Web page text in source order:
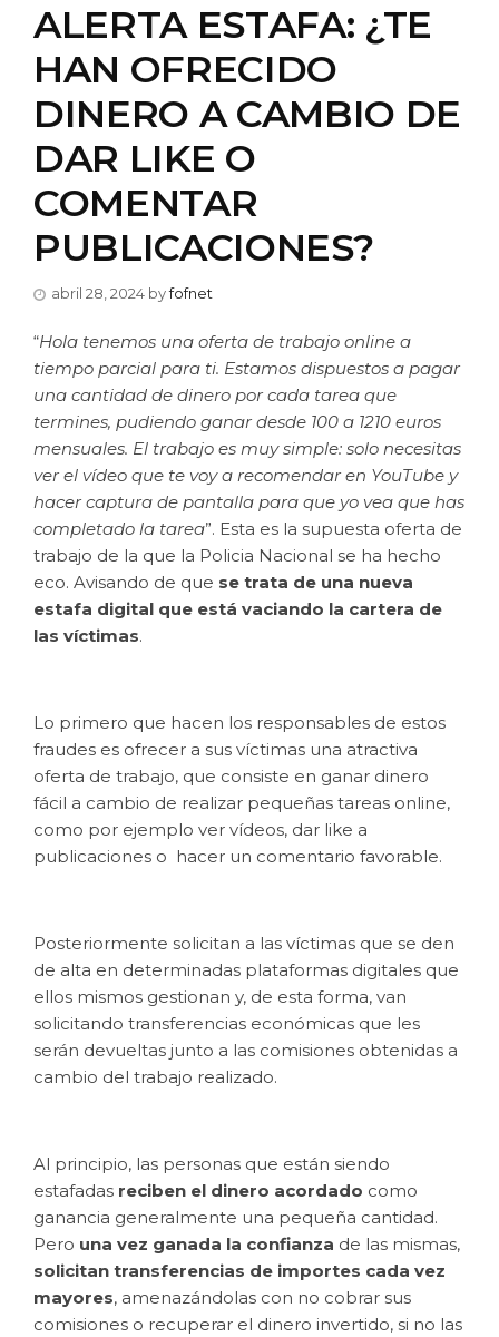
ALERTA ESTAFA: ¿TE
HAN OFRECIDO
DINERO A CAMBIO DE
DAR LIKE O
COMENTAR
PUBLICACIONES?
abril 28, 2024 byfofnet
“Hola tenemos una oferta de trabajo online a
tiempo parcial para ti. Estamos dispuestos a pagar
una cantidad de dinero por cada tarea que
termines, pudiendo ganar desde 100 a 1210 euros
mensuales. El trabajo es muy simple: solo necesitas
ver el vídeo que te voy a recomendar en YouTube y
hacer captura de pantalla para que yo vea que has
completado la tarea”. Esta es la supuesta oferta de
trabajo de la que la Policia Nacional se ha hecho
eco. Avisando de que se trata de una nueva
estafa digital que está vaciando la cartera de
las víctimas.
Lo primero que hacen los responsables de estos
fraudes es ofrecer a sus víctimas una atractiva
oferta de trabajo, que consiste en ganar dinero
fácil a cambio de realizar pequeñas tareas online,
como por ejemplo ver vídeos, dar like a
publicaciones o hacer un comentario favorable.
Posteriormente solicitan a las víctimas que se den
de alta en determinadas plataformas digitales que
ellos mismos gestionan y, de esta forma, van
solicitando transferencias económicas que les
serán devueltas junto a las comisiones obtenidas a
cambio del trabajo realizado.
Al principio, las personas que están siendo
estafadas reciben el dinero acordado como
ganancia generalmente una pequeña cantidad.
Pero una vez ganada la confianza de las mismas,
solicitan transferencias de importes cada vez
mayores, amenazándolas con no cobrar sus
comisiones o recuperar el dinero invertido, si no las